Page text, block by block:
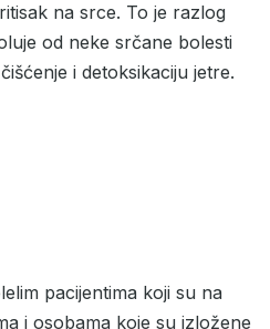
na srce. To je razlog
od neke srčane bolesti
i detoksikaciju jetre.
pacijentima koji su na
i osobama koje su izložene